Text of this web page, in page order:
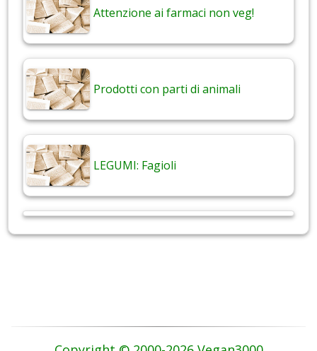
Attenzione ai farmaci non veg!
Prodotti con parti di animali
LEGUMI: Fagioli